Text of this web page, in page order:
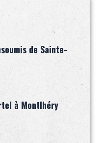
de Sainte-
à Montlhéry